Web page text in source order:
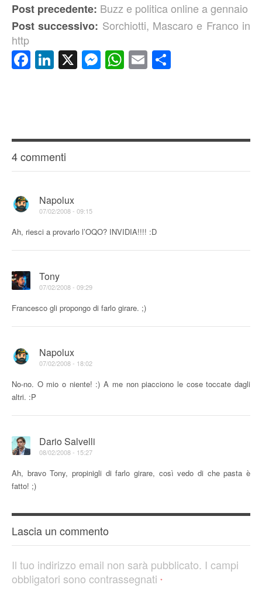
Post precedente: Buzz e politica online a gennaio
Post successivo: Sorchiotti, Mascaro e Franco in
http
Facebook
LinkedIn
X Messenger
WhatsApp
Email
4 commenti
Napolux
07/02/2008 - 09:15
Ah, riesci a provarlo l’OQO? INVIDIA!!!! :D
Tony
07/02/2008 - 09:29
Francesco gli propongo di farlo girare. ;)
Napolux
07/02/2008 - 18:02
No-no. O mio o niente! :) A me non piacciono le cose toccate dagli
altri. :P
Dario Salvelli
08/02/2008 - 15:27
Ah, bravo Tony, propinigli di farlo girare, così vedo di che pasta è
fatto! ;)
Lascia un commento
Il tuo indirizzo email non sarà pubblicato. I campi
obbligatori sono contrassegnati *